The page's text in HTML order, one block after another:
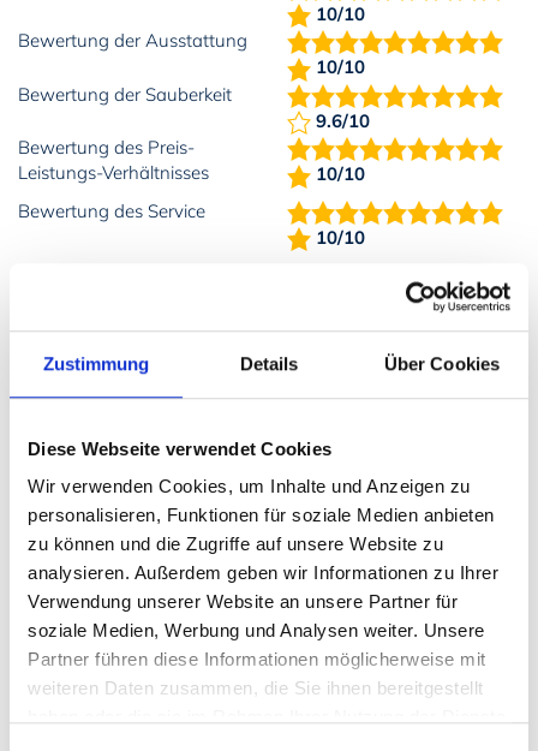
Zustimmung Details Über Cookies
Diese Webseite verwendet Cookies
Wir verwenden Cookies, um Inhalte und Anzeigen zu
personalisieren, Funktionen für soziale Medien anbieten
zu können und die Zugriffe auf unsere Website zu
analysieren. Außerdem geben wir Informationen zu Ihrer
Verwendung unserer Website an unsere Partner für
soziale Medien, Werbung und Analysen weiter. Unsere
Partner führen diese Informationen möglicherweise mit
weiteren Daten zusammen, die Sie ihnen bereitgestellt
10/10
Bewertung der Ausstattung
10/10
Bewertung der Sauberkeit
9.6/10
Bewertung des Preis-
Leistungs-Verhältnisses
10/10
Bewertung des Service
10/10
Buchung vom 12.07.2025 bis 19.07.2025 mit 4
Erwachsenen und 2 Kindern
Lage:
Ausstattung:
10/10
Sauberkeit:
10/10
Preis-Leistung:
Service:
10/10
"Erholsamer Urlaub in wunderschöner Umgebung
Wir haben eine sehr schöne Zeit in der Villa Holly